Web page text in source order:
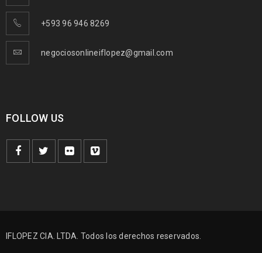
+593 96 946 8269
negociosonlineiflopez@gmail.com
FOLLOW US
IFLOPEZ CIA. LTDA. Todos los derechos reservados.